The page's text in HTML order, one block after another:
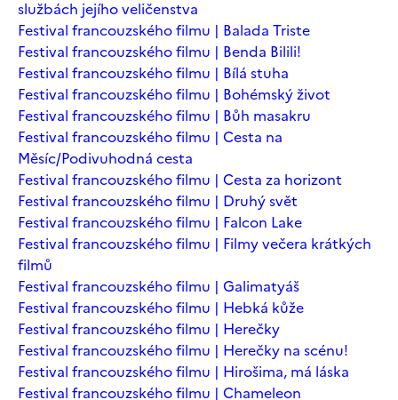
službách jejího veličenstva
Festival francouzského filmu | Balada Triste
Festival francouzského filmu | Benda Bilili!
Festival francouzského filmu | Bílá stuha
Festival francouzského filmu | Bohémský život
Festival francouzského filmu | Bůh masakru
Festival francouzského filmu | Cesta na
Měsíc/Podivuhodná cesta
Festival francouzského filmu | Cesta za horizont
Festival francouzského filmu | Druhý svět
Festival francouzského filmu | Falcon Lake
Festival francouzského filmu | Filmy večera krátkých
filmů
Festival francouzského filmu | Galimatyáš
Festival francouzského filmu | Hebká kůže
Festival francouzského filmu | Herečky
Festival francouzského filmu | Herečky na scénu!
Festival francouzského filmu | Hirošima, má láska
Festival francouzského filmu | Chameleon